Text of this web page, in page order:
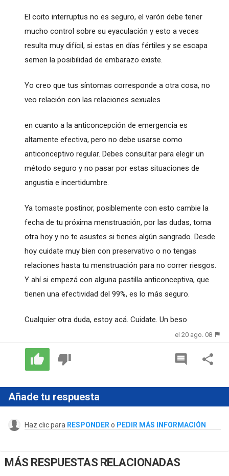
El coito interruptus no es seguro, el varón debe tener
mucho control sobre su eyaculación y esto a veces
resulta muy difícil, si estas en días fértiles y se escapa
semen la posibilidad de embarazo existe.
Yo creo que tus síntomas corresponde a otra cosa, no
veo relación con las relaciones sexuales
en cuanto a la anticoncepción de emergencia es
altamente efectiva, pero no debe usarse como
anticonceptivo regular. Debes consultar para elegir un
método seguro y no pasar por estas situaciones de
angustia e incertidumbre.
Ya tomaste postinor, posiblemente con esto cambie la
fecha de tu próxima menstruación, por las dudas, toma
otra hoy y no te asustes si tienes algún sangrado. Desde
hoy cuidate muy bien con preservativo o no tengas
relaciones hasta tu menstruación para no correr riesgos.
Y ahí si empezá con alguna pastilla anticonceptiva, que
tienen una efectividad del 99%, es lo más seguro.
Cualquier otra duda, estoy acá. Cuidate. Un beso
el 20 ago. 08
Añade tu respuesta
Haz clic para RESPONDER o PEDIR MÁS INFORMACIÓN
MÁS RESPUESTAS RELACIONADAS